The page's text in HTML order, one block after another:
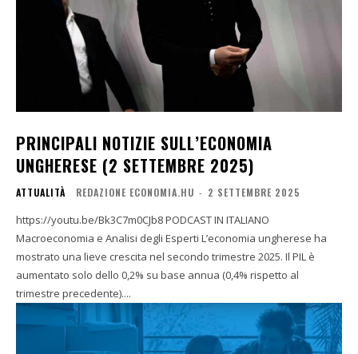
PRINCIPALI NOTIZIE SULL’ECONOMIA
UNGHERESE (2 SETTEMBRE 2025)
ATTUALITÀ REDAZIONE ECONOMIA.HU - 2 SETTEMBRE 2025
https://youtu.be/Bk3C7m0CJb8 PODCAST IN ITALIANO
Macroeconomia e Analisi degli Esperti L’economia ungherese ha
mostrato una lieve crescita nel secondo trimestre 2025. Il PIL è
aumentato solo dello 0,2% su base annua (0,4% rispetto al
trimestre precedente)....